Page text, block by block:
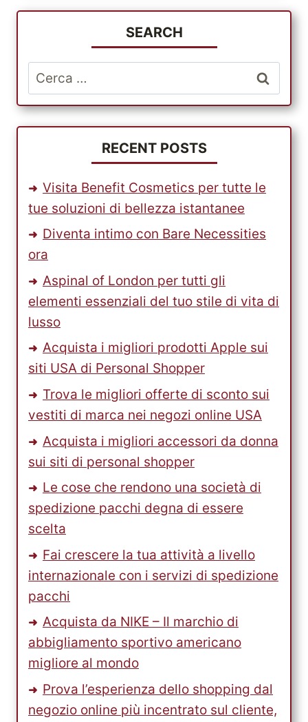
SU
IN
TUTTO
SITO
E
SPEDIZIONE
GRATUITA
SU
MACYS
USA
SEARCH
Ricerca
per:
RECENT POSTS
Visita Benefit Cosmetics per tutte le
tue soluzioni di bellezza istantanee
Diventa intimo con Bare Necessities
ora
Aspinal of London per tutti gli
elementi essenziali del tuo stile di vita di
lusso
Acquista i migliori prodotti Apple sui
siti USA di Personal Shopper
Trova le migliori offerte di sconto sui
vestiti di marca nei negozi online USA
Acquista i migliori accessori da donna
sui siti di personal shopper
Le cose che rendono una società di
spedizione pacchi degna di essere
scelta
Fai crescere la tua attività a livello
internazionale con i servizi di spedizione
pacchi
Acquista da NIKE – Il marchio di
abbigliamento sportivo americano
migliore al mondo
Prova l’esperienza dello shopping dal
negozio online più incentrato sul cliente,